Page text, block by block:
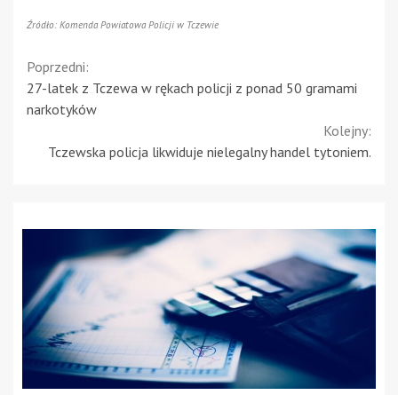
Źródło: Komenda Powiatowa Policji w Tczewie
Continue
Reading
Poprzedni:
27-latek z Tczewa w rękach policji z ponad 50 gramami
narkotyków
Kolejny:
Tczewska policja likwiduje nielegalny handel tytoniem.